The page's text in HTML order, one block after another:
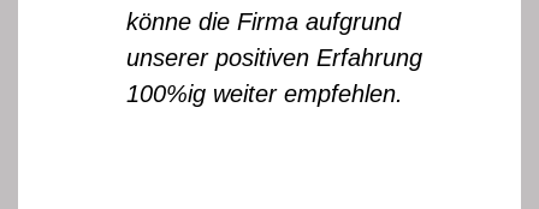
könne die Firma aufgrund
unserer positiven Erfahrung
100%ig weiter empfehlen.